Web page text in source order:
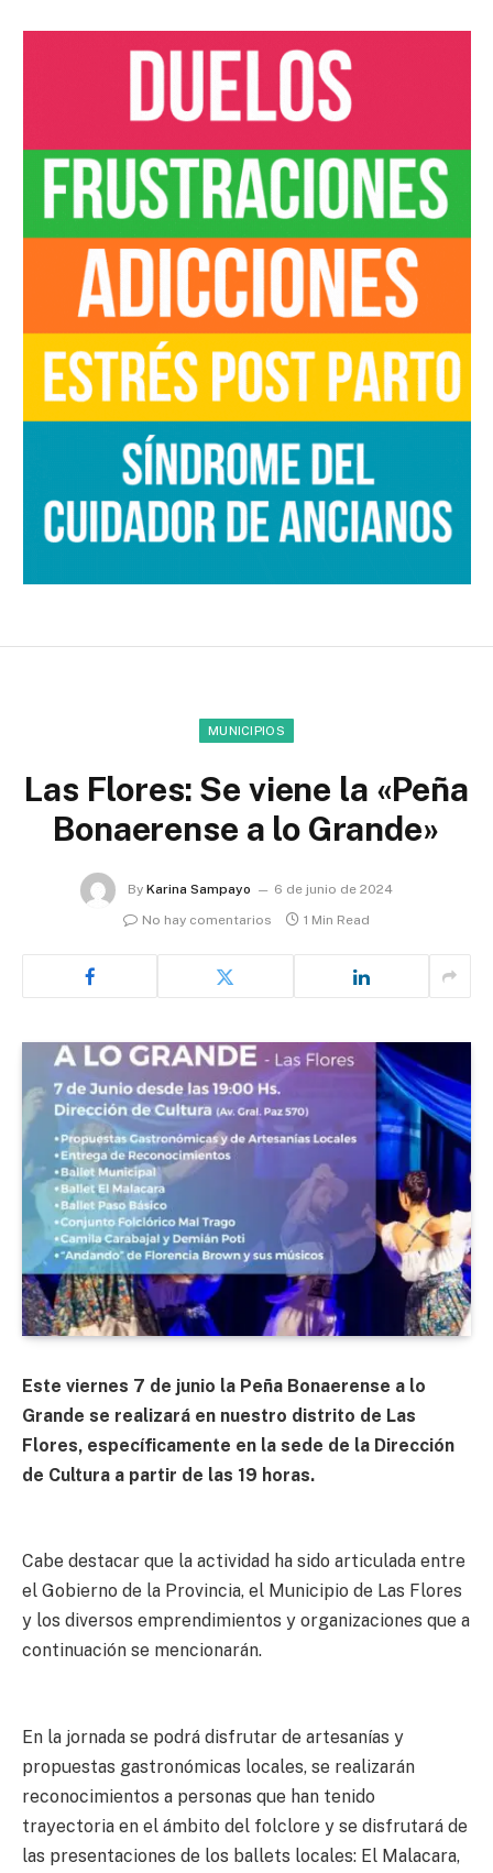
MUNICIPIOS
Las Flores: Se viene la «Peña
Bonaerense a lo Grande»
By Karina Sampayo
6 de junio de 2024
No hay comentarios
1 Min Read
Este viernes 7 de junio la Peña Bonaerense a lo
Grande se realizará en nuestro distrito de Las
Flores, específicamente en la sede de la Dirección
de Cultura a partir de las 19 horas.
Cabe destacar que la actividad ha sido articulada entre
el Gobierno de la Provincia, el Municipio de Las Flores
y los diversos emprendimientos y organizaciones que a
continuación se mencionarán.
En la jornada se podrá disfrutar de artesanías y
propuestas gastronómicas locales, se realizarán
reconocimientos a personas que han tenido
trayectoria en el ámbito del folclore y se disfrutará de
las presentaciones de los ballets locales: El Malacara,